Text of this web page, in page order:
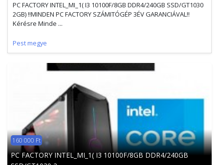
PC FACTORY INTEL_MI_1( I3 10100F/8GB DDR4/240GB SSD/GT1030
2GB) !!MINDEN PC FACTORY SZÁMITÓGÉP 3ÉV GARANCIÁVAL!!
Kérésre Minde ...
Pest megye
160 000 Ft
PC FACTORY INTEL_MI_1( I3 10100F/8GB DDR4/240GB